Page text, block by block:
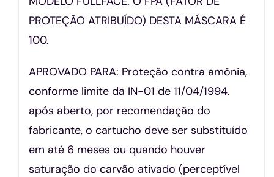
PROTEÇÃO ATRIBUÍDO) DESTA MÁSCARA É
100.
APROVADO PARA: Proteção contra amônia,
conforme limite da IN-01 de 11/04/1994.
após aberto, por recomendação do
fabricante, o cartucho deve ser substituído
em até 6 meses ou quando houver
saturação do carvão ativado (perceptível